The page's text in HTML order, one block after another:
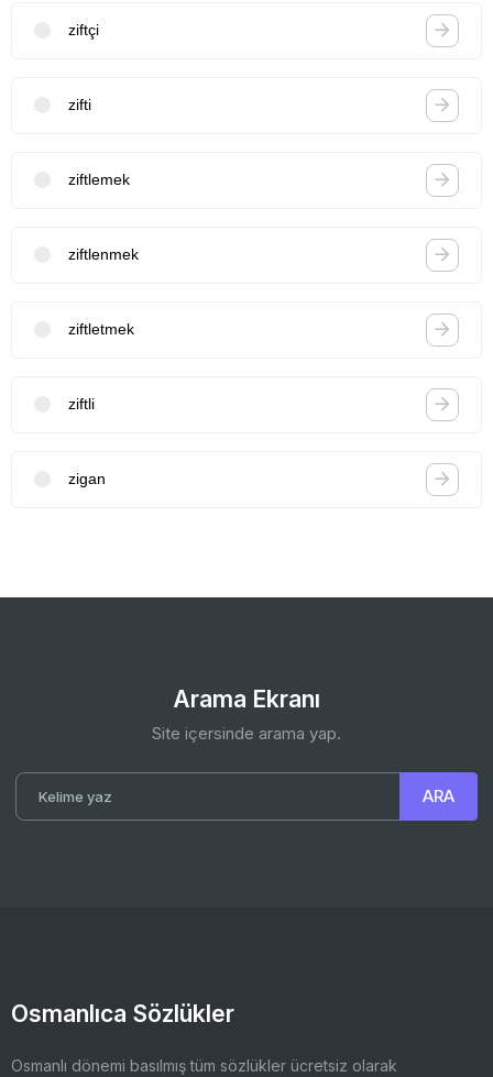
ziftçi
zifti
ziftlemek
ziftlenmek
ziftletmek
ziftli
zigan
Arama Ekranı
Site içersinde arama yap.
Osmanlıca Sözlükler
Osmanlı dönemi basılmış tüm sözlükler ücretsiz olarak